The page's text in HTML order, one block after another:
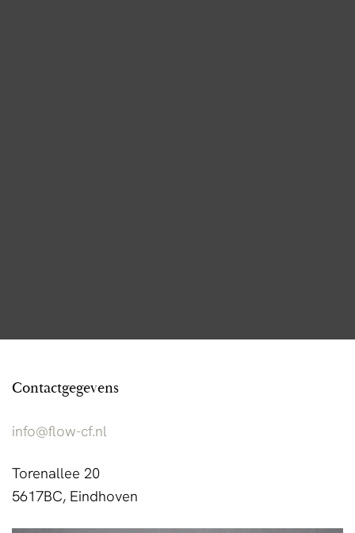
Contactgegevens
info@flow-cf.nl
Torenallee 20
5617BC, Eindhoven